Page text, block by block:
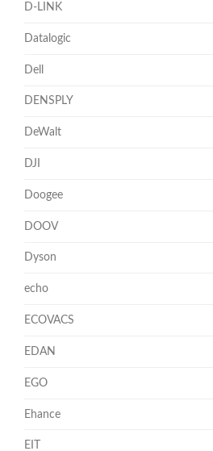
D-LINK
Datalogic
Dell
DENSPLY
DeWalt
DJI
Doogee
DOOV
Dyson
echo
ECOVACS
EDAN
EGO
Ehance
EIT